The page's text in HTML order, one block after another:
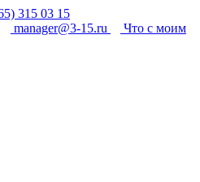
315 03 15
manager@3-15.ru
Что с моим